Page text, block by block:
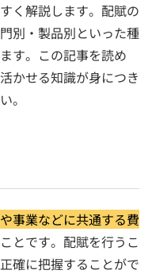
く解説します。配賦の
別・製品別といった種
す。この記事を読め
かせる知識が身につき
。
事業などに共通する費
とです。配賦を行うこ
確に把握することがで